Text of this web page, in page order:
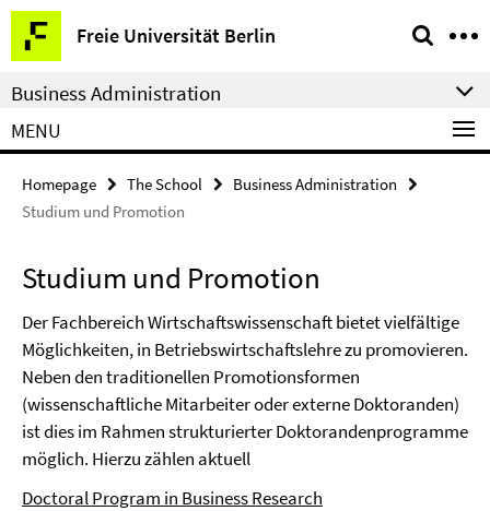
Springe
direkt
zu
Inhalt
Freie Universität Berlin
Service
Navigation
Business Administration
MENU
Homepage The School
Business Administration
Studium und Promotion
Studium und Promotion
Der Fachbereich Wirtschaftswissenschaft bietet vielfältige
Möglichkeiten, in Betriebswirtschaftslehre zu promovieren.
Neben den traditionellen Promotionsformen
(wissenschaftliche Mitarbeiter oder externe Doktoranden)
ist dies im Rahmen strukturierter Doktorandenprogramme
möglich. Hierzu zählen aktuell
Doctoral Program in Business Research